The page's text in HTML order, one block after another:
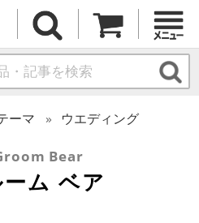
ーマ ウエディング
Bear
ム ベア